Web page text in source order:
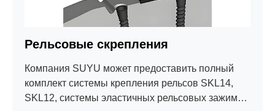
Рельсовые скрепления
Компания SUYU может предоставить полный
комплект системы крепления рельсов SKL14,
SKL12, системы эластичных рельсовых зажимов